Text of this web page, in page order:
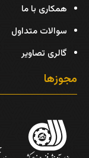
همکاری با ما
سوالات متداول
گالری تصاویر
مجوزها